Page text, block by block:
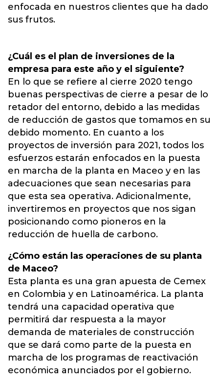
enfocada en nuestros clientes que ha dado
sus frutos.
¿Cuál es el plan de inversiones de la
empresa para este año y el siguiente?
En lo que se refiere al cierre 2020 tengo
buenas perspectivas de cierre a pesar de lo
retador del entorno, debido a las medidas
de reducción de gastos que tomamos en su
debido momento. En cuanto a los
proyectos de inversión para 2021, todos los
esfuerzos estarán enfocados en la puesta
en marcha de la planta en Maceo y en las
adecuaciones que sean necesarias para
que esta sea operativa. Adicionalmente,
invertiremos en proyectos que nos sigan
posicionando como pioneros en la
reducción de huella de carbono.
¿Cómo están las operaciones de su planta
de Maceo?
Esta planta es una gran apuesta de Cemex
en Colombia y en Latinoamérica. La planta
tendrá una capacidad operativa que
permitirá dar respuesta a la mayor
demanda de materiales de construcción
que se dará como parte de la puesta en
marcha de los programas de reactivación
económica anunciados por el gobierno.